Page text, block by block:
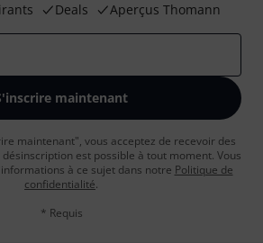
Deals Aperçus Thomann
maintenant
maintenant", vous acceptez de recevoir des
est possible à tout moment. Vous
à ce sujet dans notre Politique de
confidentialité.
* Requis